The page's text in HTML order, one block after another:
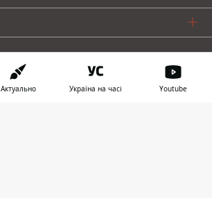
Актуально Україна на часі Youtube